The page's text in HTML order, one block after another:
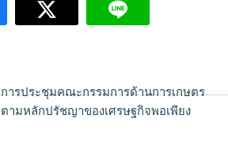
การประชุมคณะกรรมการด้านการเกษตร
ตามหลักปรัชญาของเศรษฐกิจพอเพียง